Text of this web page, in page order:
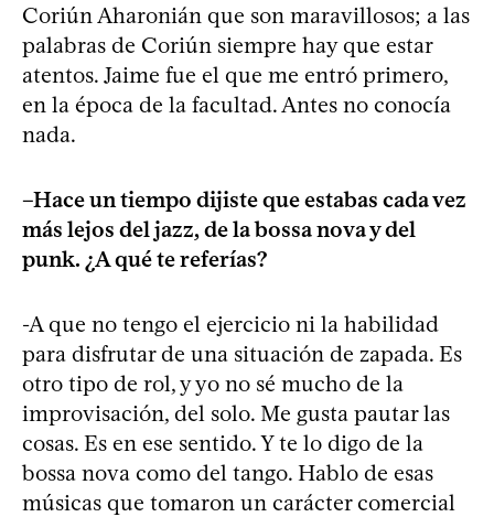
Coriún Aharonián que son maravillosos; a las
palabras de Coriún siempre hay que estar
atentos. Jaime fue el que me entró primero,
en la época de la facultad. Antes no conocía
nada.
–Hace un tiempo dijiste que estabas cada vez
más lejos del jazz, de la bossa nova y del
punk. ¿A qué te referías?
-A que no tengo el ejercicio ni la habilidad
para disfrutar de una situación de zapada. Es
otro tipo de rol, y yo no sé mucho de la
improvisación, del solo. Me gusta pautar las
cosas. Es en ese sentido. Y te lo digo de la
bossa nova como del tango. Hablo de esas
músicas que tomaron un carácter comercial